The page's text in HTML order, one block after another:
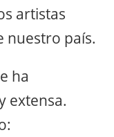
artistas
nuestro país.
ha
extensa.